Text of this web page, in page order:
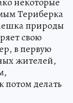
Териберка
природы
свою
в первую
жителей,
делать